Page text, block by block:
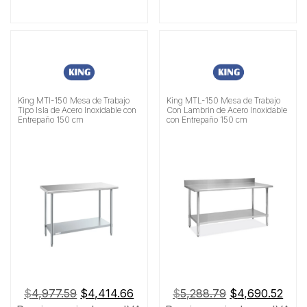
King MTI-150 Mesa de Trabajo
Tipo Isla de Acero Inoxidable con
Entrepaño 150 cm
$4,977.59 El
$4,414.66
King MTL-150 Mesa de Trabajo
Con Lambrin de Acero Inoxidable
con Entrepaño 150 cm
$5,288.79 El
$4,690.52